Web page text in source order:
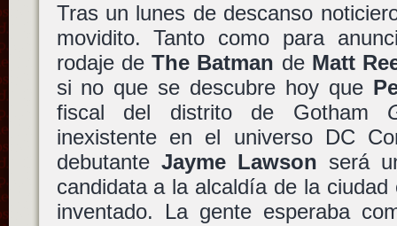
Tras un lunes de descanso
movidito. Tanto como para
rodaje deThe Batman de Matt
si no que se descubre hoy que
fiscal del distrito de Gotham
inexistente en el universo DC
debutante Jayme Lawson será
candidata a la alcaldía de la
inventado. La gente esperaba